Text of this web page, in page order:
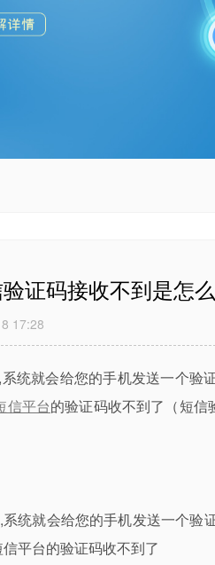
证码接收不到是怎么
17:28
统就会给您的手机发送一个验
信平台的验证码收不到了（短信